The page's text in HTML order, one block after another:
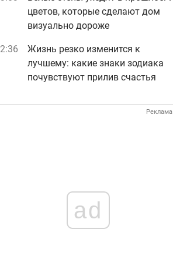
цветов, которые сделают дом
визуально дороже
Жизнь резко изменится к
лучшему: какие знаки зодиака
почувствуют прилив счастья
Реклама
ad